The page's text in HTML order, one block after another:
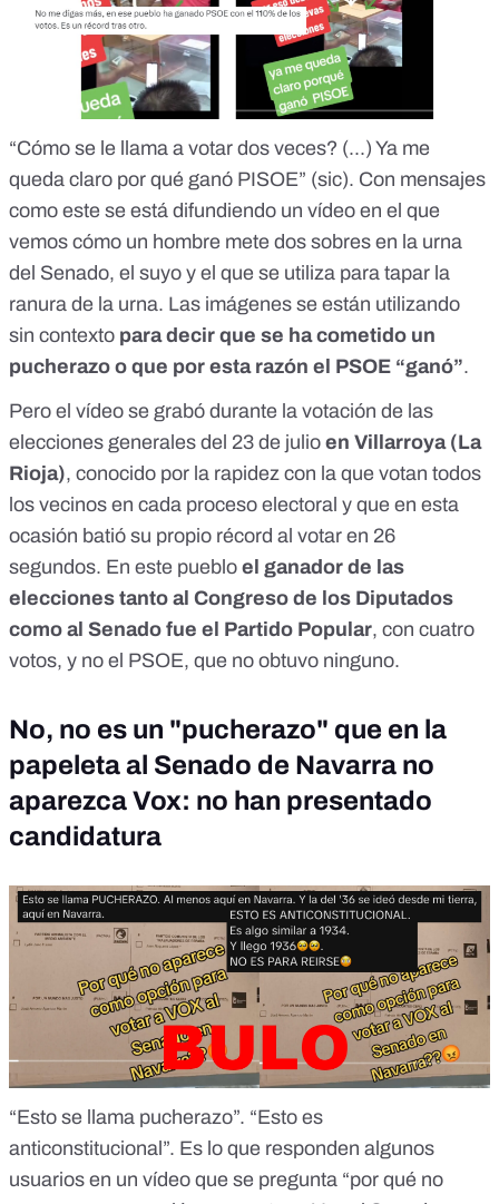
“Cómo se le llama a votar dos veces? (...) Ya me
queda claro por qué ganó PISOE” (sic). Con mensajes
como este se está difundiendo un vídeo en el que
vemos cómo un hombre mete dos sobres en la urna
del Senado, el suyo y el que se utiliza para tapar la
ranura de la urna. Las imágenes se están utilizando
sin contexto para decir que se ha cometido un
pucherazo o que por esta razón el PSOE “ganó”.
Pero el vídeo se grabó durante la votación de las
elecciones generales del 23 de julio en Villarroya (La
Rioja), conocido por la rapidez con la que votan todos
los vecinos en cada proceso electoral y que en esta
ocasión batió su propio récord al votar en 26
segundos. En este pueblo el ganador de las
elecciones tanto al Congreso de los Diputados
como al Senado fue el Partido Popular, con cuatro
votos, y no el PSOE, que no obtuvo ninguno.
No, no es un "pucherazo" que en la
papeleta al Senado de Navarra no
aparezca Vox: no han presentado
candidatura
“Esto se llama pucherazo”. “Esto es
anticonstitucional”. Es lo que responden algunos
usuarios en un vídeo que se pregunta “por qué no